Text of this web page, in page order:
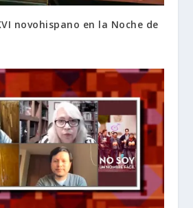
novohispano en la Noche de